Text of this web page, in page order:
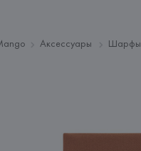
Аксессуары Шарфы